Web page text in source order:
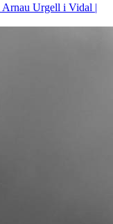
Arnau Urgell i Vidal |